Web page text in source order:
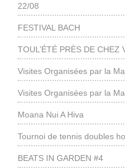
22/08
FESTIVAL BACH
TOUL’ÉTÉ PRÈS DE CHEZ
Visites Organisées par la
Visites Organisées par la
Moana Nui A Hiva
Tournoi de tennis doubles
BEATS IN GARDEN #4